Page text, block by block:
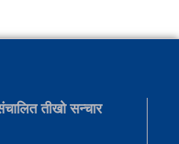
तीखो सन्चार